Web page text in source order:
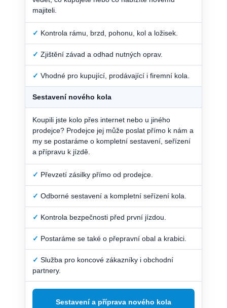
majiteli.
✓ Kontrola rámu, brzd, pohonu, kol a ložisek.
✓ Zjištění závad a odhad nutných oprav.
✓ Vhodné pro kupující, prodávající i firemní kola.
Sestavení nového kola
Koupili jste kolo přes internet nebo u jiného
prodejce? Prodejce jej může poslat přímo k nám a
my se postaráme o kompletní sestavení, seřízení
a přípravu k jízdě.
✓ Převzetí zásilky přímo od prodejce.
✓ Odborné sestavení a kompletní seřízení kola.
✓ Kontrola bezpečnosti před první jízdou.
✓ Postaráme se také o přepravní obal a krabici.
✓ Služba pro koncové zákazníky i obchodní
partnery.
Sestavení a příprava nového kola